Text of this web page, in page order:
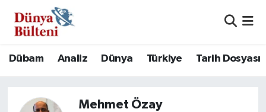
Dübam Analiz Dünya Türkiye Tarih Dosyası
Mehmet Özay
Hava Durumu
Namaz Vakitleri